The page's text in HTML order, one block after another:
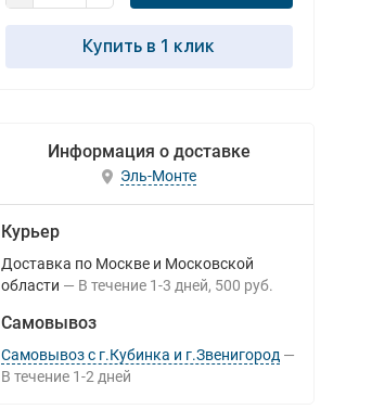
Купить в 1 клик
Информация о доставке
Эль-Монте
Курьер
Доставка по Москве и Московской
области
В течение 1-3 дней 500 руб.
Самовывоз
Самовывоз с г.Кубинка и г.Звенигород
В течение 1-2 дней